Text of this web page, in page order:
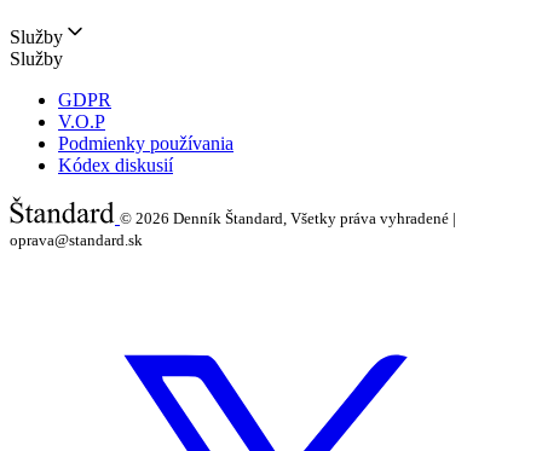
Služby
Služby
GDPR
V.O.P
Podmienky používania
Kódex diskusií
© 2026 Denník Štandard, Všetky práva vyhradené |
oprava@standard.sk